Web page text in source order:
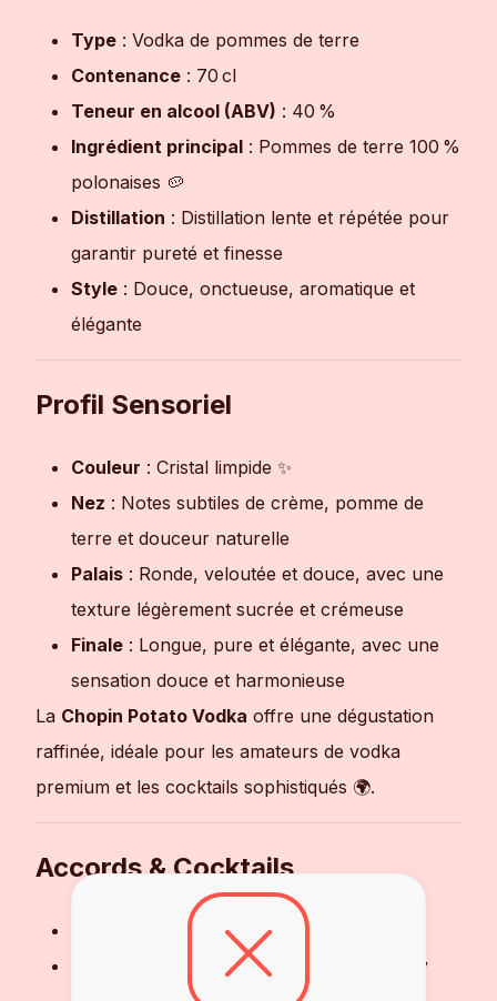
Type : Vodka de pommes de terre
Contenance : 70 cl
Teneur en alcool (ABV) : 40 %
Ingrédient principal : Pommes de terre 100 %
polonaises 🥔
Distillation : Distillation lente et répétée pour
garantir pureté et finesse
Style : Douce, onctueuse, aromatique et
élégante
Profil Sensoriel
Couleur : Cristal limpide ✨
Nez : Notes subtiles de crème, pomme de
terre et douceur naturelle
Palais : Ronde, veloutée et douce, avec une
texture légèrement sucrée et crémeuse
Finale : Longue, pure et élégante, avec une
sensation douce et harmonieuse
La Chopin Potato Vodka offre une dégustation
raffinée, idéale pour les amateurs de vodka
premium et les cocktails sophistiqués 🌍.
Accords & Cocktails
: Pur ou sur glace
Cocktails recommandés
: Martini, Bloody